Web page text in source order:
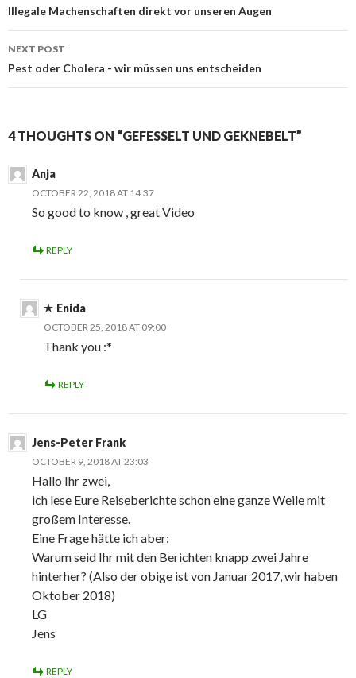
navigation
Illegale Machenschaften direkt vor unseren Augen
NEXT POST
Pest oder Cholera - wir müssen uns entscheiden
4 THOUGHTS ON “GEFESSELT UND GEKNEBELT”
Anja
OCTOBER 22, 2018 AT 14:37
So good to know , great Video
REPLY
Enida
OCTOBER 25, 2018 AT 09:00
Thank you :*
REPLY
Jens-Peter Frank
OCTOBER 9, 2018 AT 23:03
Hallo Ihr zwei,
ich lese Eure Reiseberichte schon eine ganze Weile mit
großem Interesse.
Eine Frage hätte ich aber:
Warum seid Ihr mit den Berichten knapp zwei Jahre
hinterher? (Also der obige ist von Januar 2017, wir haben
Oktober 2018)
LG
Jens
REPLY